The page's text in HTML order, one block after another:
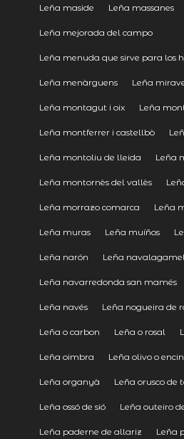
Leña maside Leña massanes
Leña mejorada del campo
Leña menuda que sirve para los
Leña menàrguens Leña
Leña montagut i oix Leña
Leña montferrer i castellbò
Leña montoliu de lleida Leña
Leña montornès del vallès
Leña morrazo comarca Leña
Leña muras Leña muíños
Leña narón Leña
Leña navarredonda san mamés
Leña navés Leña nogueira de
Leña o carbon Leña o rosal
Leña oimbra Leña olivo o
Leña organyà Leña orusco de
Leña ossó de sió Leña outeiro
Leña paderne de allariz Leña